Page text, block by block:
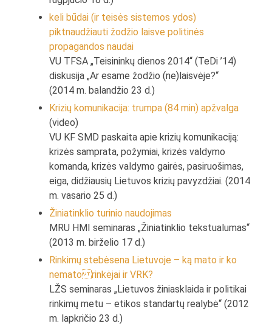
keli būdai (ir teisės sistemos ydos)
piktnaudžiauti žodžio laisve politinės
propagandos naudai
VU TFSA „Teisininkų dienos 2014“ (TeDi ’14)
diskusija „Ar esame žodžio (ne)laisvėje?“
(2014 m. balandžio 23 d.)
Krizių komunikacija: trumpa (84 min) apžvalga
(video)
VU KF SMD paskaita apie krizių komunikaciją:
krizės samprata, požymiai, krizės valdymo
komanda, krizės valdymo gairės, pasiruošimas,
eiga, didžiausių Lietuvos krizių pavyzdžiai. (2014
m. vasario 25 d.)
Žiniatinklio turinio naudojimas
MRU HMI seminaras „Žiniatinklio tekstualumas“
(2013 m. birželio 17 d.)
Rinkimų stebėsena Lietuvoje – ką mato ir ko
nemato rinkėjai ir VRK?
LŽS seminaras „Lietuvos žiniasklaida ir politikai
rinkimų metu – etikos standartų realybė“ (2012
m. lapkričio 23 d.)